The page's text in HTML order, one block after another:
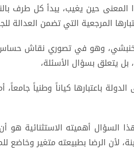
حين يغيب، يبدأ كل طرف
المرجعية التي تضمن العدالة
وهو في تصوري نقاش
بل يتعلق بسؤال الأسئلة،
باعتبارها كياناً وطنياً
السؤال أهميته الاستثنائية هو
لأن الرضا بطبيعته متغير وخاضع